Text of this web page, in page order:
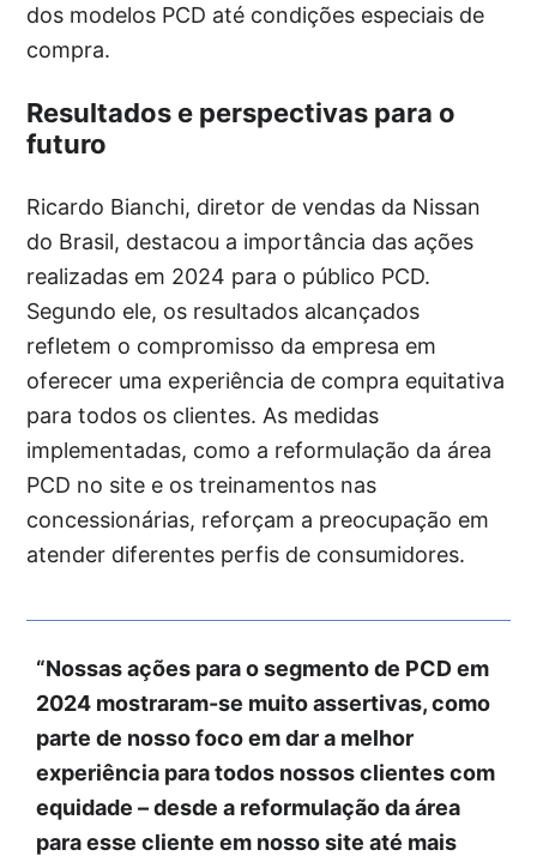
dos modelos PCD até condições especiais de
compra.
Resultados e perspectivas para o
futuro
Ricardo Bianchi, diretor de vendas da Nissan
do Brasil, destacou a importância das ações
realizadas em 2024 para o público PCD.
Segundo ele, os resultados alcançados
refletem o compromisso da empresa em
oferecer uma experiência de compra equitativa
para todos os clientes. As medidas
implementadas, como a reformulação da área
PCD no site e os treinamentos nas
concessionárias, reforçam a preocupação em
atender diferentes perfis de consumidores.
“Nossas ações para o segmento de PCD em
2024 mostraram-se muito assertivas, como
parte de nosso foco em dar a melhor
experiência para todos nossos clientes com
equidade – desde a reformulação da área
para esse cliente em nosso site até mais